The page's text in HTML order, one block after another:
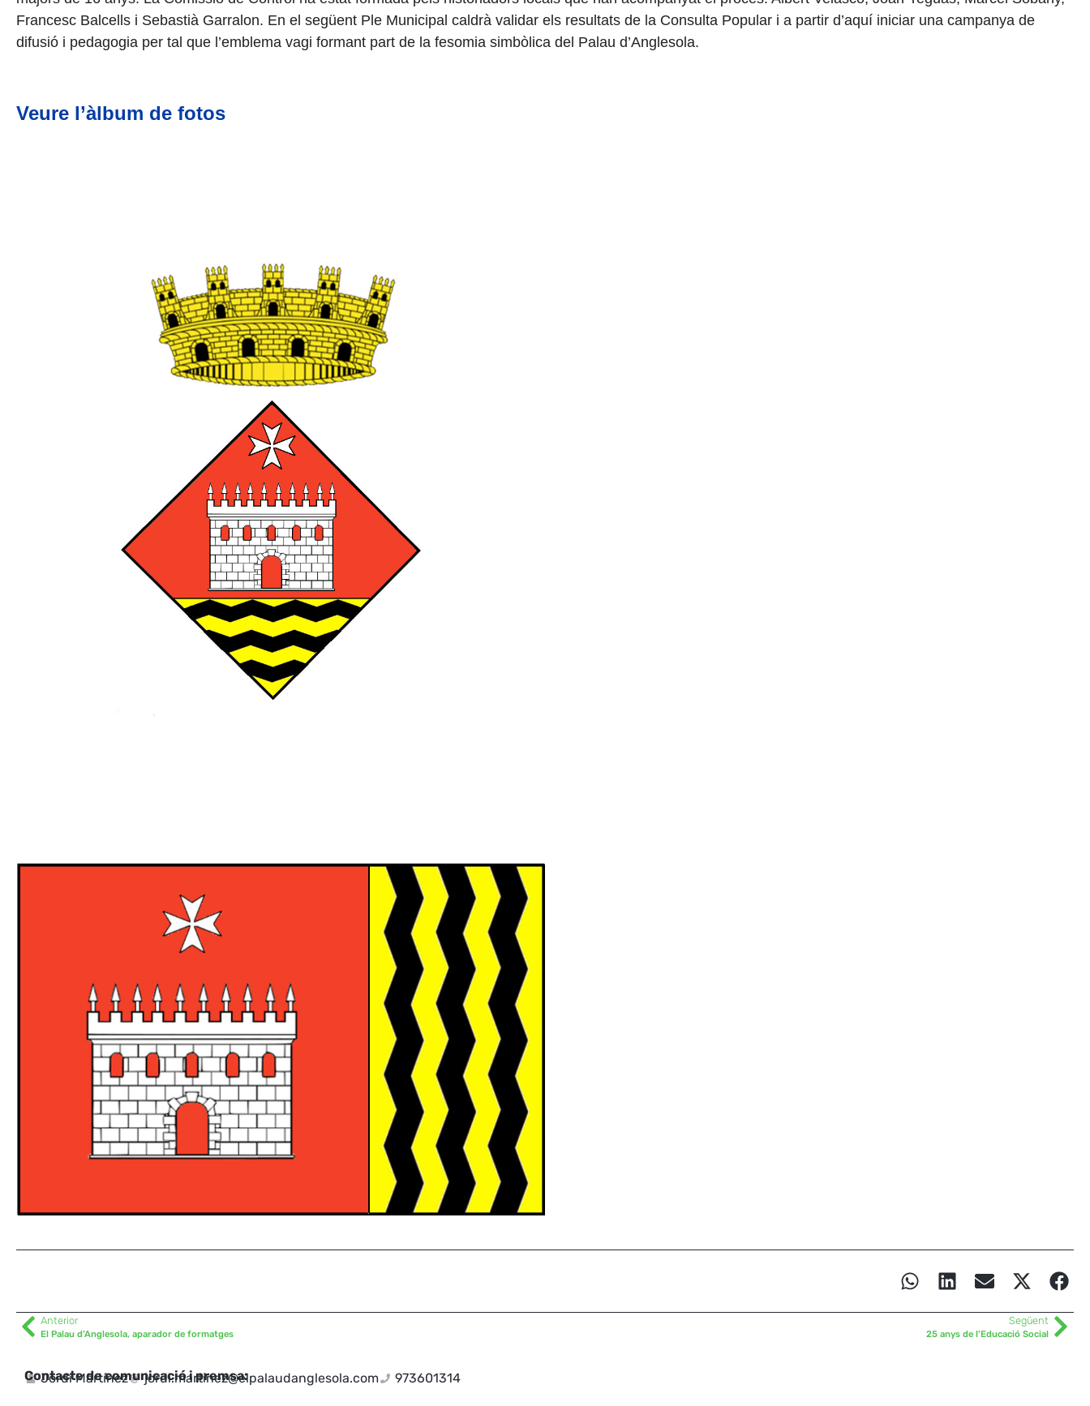
Francesc Balcells i Sebastià Garralon. En el següent Ple Municipal caldrà validar els resultats de la Consulta Popular i a partir d’aquí iniciar una campanya de
difusió i pedagogia per tal que l’emblema vagi formant part de la fesomia simbòlica del Palau d’Anglesola.
Veure l’àlbum de fotos
Anterior
El Palau d’Anglesola, aparador de formatges
Següent
25 anys de l’Educació Social
Contacte de comunicació i premsa:
Jordi Martínez jordi.martinez@elpalaudanglesola.com 973601314